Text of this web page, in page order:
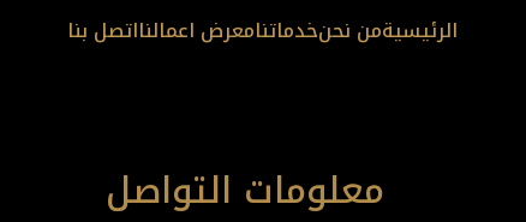
الرئيسيةمن نحنخدماتنامعرض اعمالنااتصل بنا
معلومات التواصل